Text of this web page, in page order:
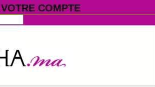
COMPTE